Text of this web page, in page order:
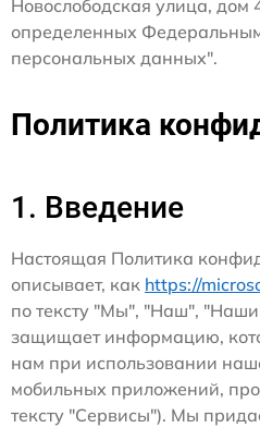
Новослободская улица, дом
определенных
персональных данных".
Политика
1. Введение
Настоящая Политика
описывает, как https://
по тексту "Мы", "Наш",
защищает информацию,
нам при использовании
мобильных приложений,
тексту "Сервисы"). Мы